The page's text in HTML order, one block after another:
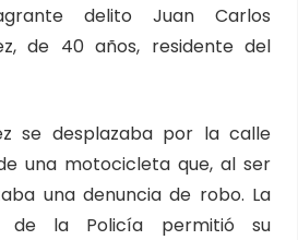
delito Juan Carlos
de 40 años, residente del
se desplazaba por la calle
una motocicleta que, al ser
una denuncia de robo. La
de la Policía permitió su